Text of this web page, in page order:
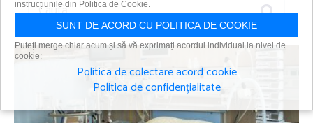
Caută
instrucțiunile din Politica de Cookie.
SUNT DE ACORD CU POLITICA DE COOKIE
Puteți merge chiar acum și să vă exprimați acordul individual la nivel de
cookie:
Politica de colectare acord cookie
Politica de confidențialitate